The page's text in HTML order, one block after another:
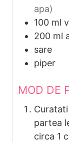
apa)
100 ml
200 ml
sare
piper
MOD DE
partea
circa 1